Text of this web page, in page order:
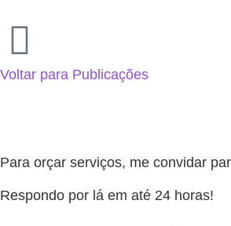
Voltar para Publicações
Para orçar serviços, me convidar
Respondo por lá em até 24 horas!